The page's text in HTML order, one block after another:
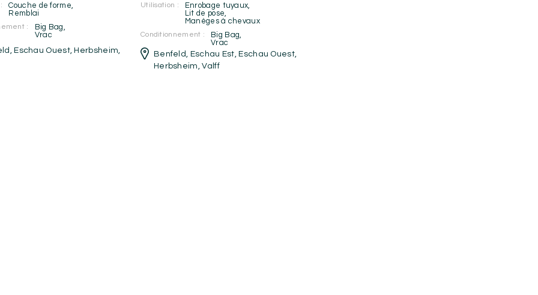
Couche de forme
Remblai
: Big Bag
Vrac
Eschau Ouest, Herbsheim
Utilisation : Enrobage tuyaux
Lit de pose
Manèges à chevaux
Conditionnement : Big Bag
Vrac
Benfeld
Eschau Est Eschau Ouest,
Herbsheim Valff